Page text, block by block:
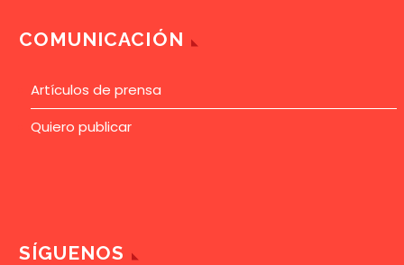
COMUNICACIÓN
Artículos de prensa
Quiero publicar
SÍGUENOS